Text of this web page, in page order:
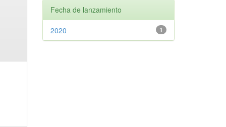
Fecha de lanzamiento
1
2020